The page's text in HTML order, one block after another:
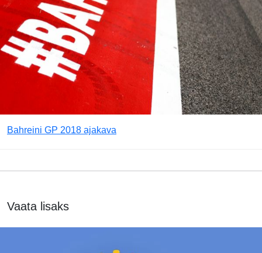
Bahreini GP 2018 ajakava
Vaata lisaks